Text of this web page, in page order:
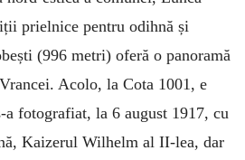
prielnice pentru odihnă și
(996 metri) oferă o panoramă
Acolo, la Cota 1001, e
a fotografiat, la 6 august 1917, cu
Kaizerul Wilhelm al II-lea, dar